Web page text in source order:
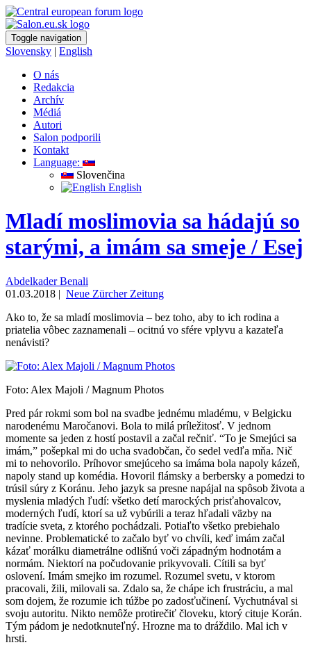
Toggle navigation
Slovensky | English
O nás
Redakcia
Archív
Médiá
Autori
Salon podporili
Kontakt
Language:
Slovenčina
English
Mladí moslimovia sa hádajú so
starými, a imám sa smeje / Esej
Abdelkader Benali
01.03.2018 | Neue Zürcher Zeitung
Ako to, že sa mladí moslimovia – bez toho, aby to ich rodina a
priatelia vôbec zaznamenali – ocitnú vo sfére vplyvu a kazateľa
nenávisti?
Foto: Alex Majoli / Magnum Photos
Pred pár rokmi som bol na svadbe jednému mladému, v Belgicku
narodenému Maročanovi. Bola to milá príležitosť. V jednom
momente sa jeden z hostí postavil a začal rečniť. “To je Smejúci sa
imám,” pošepkal mi do ucha svadobčan, čo sedel vedľa mňa. Nič
mi to nehovorilo. Príhovor smejúceho sa imáma bola napoly kázeň,
napoly stand up komédia. Hovoril flámsky a berbersky a pomedzi to
trúsil súry z Koránu. Jeho jazyk sa presne napájal na spôsob života a
myslenia mladých ľudí: všetko detí marockých prisťahovalcov,
moderných ľudí, ktorí sa už vybúrili a teraz hľadali väzby na
tradície sveta, z ktorého pochádzali. Potiaľto všetko prebiehalo
nevinne. Problematické to začalo byť vo chvíli, keď imám začal
kázať morálku diametrálne odlišnú voči západným hodnotám a
normám. Niektorí na počudovanie prikyvovali. Cítili sa byť
oslovení. Imám smejko im rozumel. Rozumel svetu, v ktorom
pracovali, žili, milovali sa. Zdalo sa, že chápe ich frustráciu, a mal
som dojem, že rozumie ich túžbe po zadosťučinení. Vychutnával si
svoju autoritu. Nikto nemôže protirečiť človeku, ktorý cituje Korán.
Tým pádom je nedotknuteľný. Hrozne ma to dráždilo. Mal ich v
hrsti.